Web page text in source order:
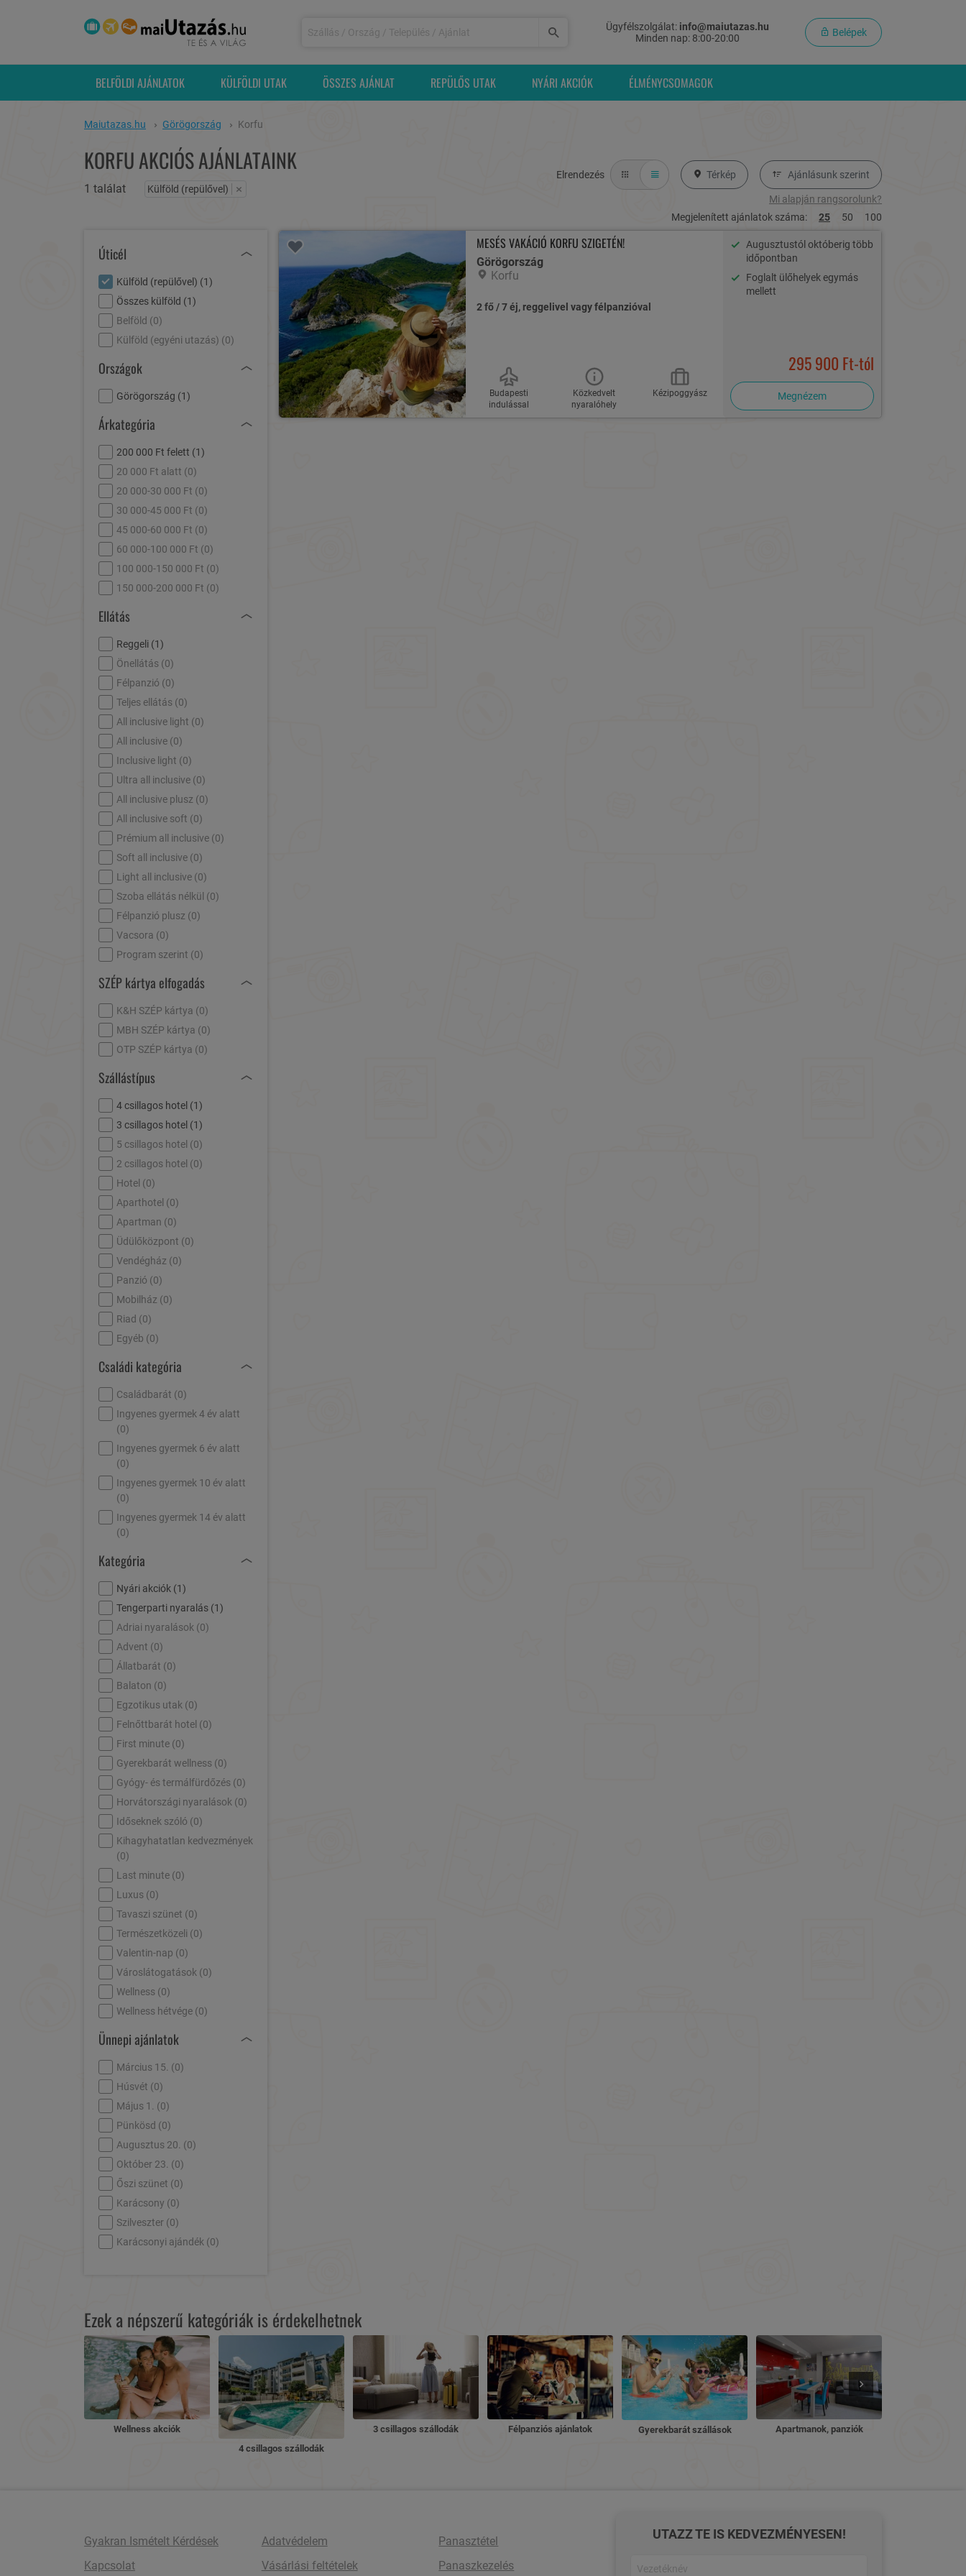
Ügyfélszolgálat: info@maiutazas.hu
Minden nap: 8:00-20:00
Belépek
BELFÖLDI AJÁNLATOK KÜLFÖLDI UTAK ÖSSZES AJÁNLAT REPÜLŐS UTAK NYÁRI AKCIÓK ÉLMÉNYCSOMAGOK
Maiutazas.hu Görögország Korfu
KORFU AKCIÓS AJÁNLATAINK
1 találat Külföld (repülővel) ×
Elrendezés Térkép Ajánlásunk szerint
Mi alapján rangsorolunk?
Megjelenített ajánlatok száma:
25 50 100
Úticél
Külföld (repülővel) (1)
Összes külföld (1)
Belföld (0)
Külföld (egyéni utazás) (0)
Országok
Görögország (1)
Árkategória
200 000 Ft felett (1)
20 000 Ft alatt (0)
20 000-30 000 Ft (0)
30 000-45 000 Ft (0)
45 000-60 000 Ft (0)
60 000-100 000 Ft (0)
100 000-150 000 Ft (0)
150 000-200 000 Ft (0)
Ellátás
Reggeli (1)
Önellátás (0)
Félpanzió (0)
Teljes ellátás (0)
All inclusive light (0)
All inclusive (0)
Inclusive light (0)
Ultra all inclusive (0)
All inclusive plusz (0)
All inclusive soft (0)
Prémium all inclusive (0)
Soft all inclusive (0)
Light all inclusive (0)
Szoba ellátás nélkül (0)
Félpanzió plusz (0)
Vacsora (0)
Program szerint (0)
SZÉP kártya elfogadás
K&H SZÉP kártya (0)
MBH SZÉP kártya (0)
OTP SZÉP kártya (0)
Szállástípus
4 csillagos hotel (1)
3 csillagos hotel (1)
5 csillagos hotel (0)
2 csillagos hotel (0)
Hotel (0)
Aparthotel (0)
Apartman (0)
Üdülőközpont (0)
Vendégház (0)
Panzió (0)
Mobilház (0)
Riad (0)
Egyéb (0)
Családi kategória
Családbarát (0)
Ingyenes gyermek 4 év alatt
(0)
Ingyenes gyermek 6 év alatt
(0)
Ingyenes gyermek 10 év alatt
(0)
Ingyenes gyermek 14 év alatt
(0)
Kategória
Nyári akciók (1)
Tengerparti nyaralás (1)
Adriai nyaralások (0)
Advent (0)
Állatbarát (0)
Balaton (0)
Egzotikus utak (0)
Felnőttbarát hotel (0)
First minute (0)
Gyerekbarát wellness (0)
Gyógy- és termálfürdőzés (0)
Horvátországi nyaralások (0)
Időseknek szóló (0)
Kihagyhatatlan kedvezmények
(0)
Last minute (0)
Luxus (0)
Tavaszi szünet (0)
Természetközeli (0)
Valentin-nap (0)
Városlátogatások (0)
Wellness (0)
Wellness hétvége (0)
Ünnepi ajánlatok
Március 15. (0)
Húsvét (0)
Május 1. (0)
Pünkösd (0)
Augusztus 20. (0)
Október 23. (0)
Őszi szünet (0)
Karácsony (0)
Szilveszter (0)
Karácsonyi ajándék (0)
MESÉS VAKÁCIÓ KORFU SZIGETÉN!
Görögország
Korfu
2 fő / 7 éj, reggelivel vagy félpanzióval
Budapesti
indulással
Közkedvelt
nyaralóhely
Kézipoggyász
Augusztustól októberig több
időpontban
Foglalt ülőhelyek egymás
mellett
295 900 Ft-tól
Megnézem
Ezek a népszerű kategóriák is érdekelhetnek
Wellness akciók
4 csillagos szállodák
3 csillagos szállodák Félpanziós ajánlatok Gyerekbarát szállások Apartmanok, panziók
Gyakran Ismételt Kérdések
Kapcsolat
Adatvédelem
Vásárlási feltételek
Panasztétel
Panaszkezelés
UTAZZ TE IS KEDVEZMÉNYESEN!